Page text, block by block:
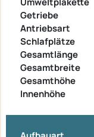
Getriebe
Antriebsart
Schlafplätze
Gesamtlänge
Gesamtbreite
Gesamthöhe
Innenhöhe